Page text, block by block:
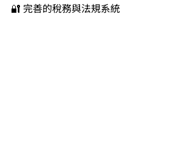
🔐 完善的稅務與法規系統